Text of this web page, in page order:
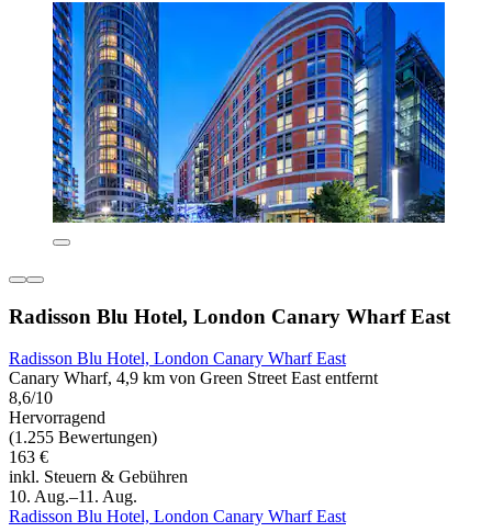
Radisson Blu Hotel, London Canary Wharf East
Radisson Blu Hotel, London Canary Wharf East
Canary Wharf, 4,9 km von Green Street East entfernt
8,6/10
Hervorragend
(1.255 Bewertungen)
163 €
inkl. Steuern & Gebühren
10. Aug.–11. Aug.
Radisson Blu Hotel, London Canary Wharf East